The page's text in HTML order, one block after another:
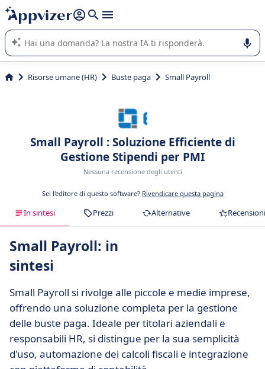
righe con
shift + enter
L'IA di Appvizer vi guida nell'utilizzo o nella scelta di un
software SaaS per la vostra azienda.
Risorse umane (HR) Buste paga Small Payroll
Small Payroll : Soluzione Efficiente di
Gestione Stipendi per PMI
Nessuna recensione degli utenti
Sei l'editore di questo software? Rivendicare questa pagina
In sintesi Prezzi Alternative Recensioni
Small Payroll: in
sintesi
Small Payroll si rivolge alle piccole e medie imprese,
offrendo una soluzione completa per la gestione
delle buste paga. Ideale per titolari aziendali e
responsabili HR, si distingue per la sua semplicità
d'uso, automazione dei calcoli fiscali e integrazione